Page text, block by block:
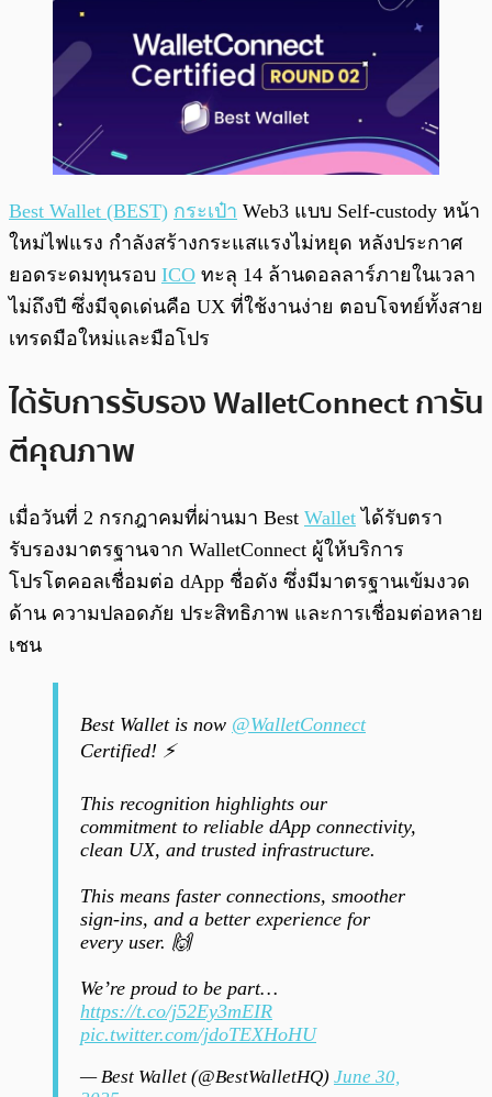
Best Wallet (BEST) กระเป๋า Web3 แบบ Self-custody หน้า
ใหม่ไฟแรง กำลังสร้างกระแสแรงไม่หยุด หลังประกาศ
ยอดระดมทุนรอบ ICO ทะลุ 14 ล้านดอลลาร์ภายในเวลา
ไม่ถึงปี ซึ่งมีจุดเด่นคือ UX ที่ใช้งานง่าย ตอบโจทย์ทั้งสาย
เทรดมือใหม่และมือโปร
ได้รับการรับรอง WalletConnect การัน
ตีคุณภาพ
เมื่อวันที่ 2 กรกฎาคมที่ผ่านมา Best Wallet ได้รับตรา
รับรองมาตรฐานจาก WalletConnect ผู้ให้บริการ
โปรโตคอลเชื่อมต่อ dApp ชื่อดัง ซึ่งมีมาตรฐานเข้มงวด
ด้าน ความปลอดภัย ประสิทธิภาพ และการเชื่อมต่อหลาย
เชน
Best Wallet is now @WalletConnect
Certified! ⚡
This recognition highlights our
commitment to reliable dApp connectivity,
clean UX, and trusted infrastructure.
This means faster connections, smoother
sign-ins, and a better experience for
every user. 🙌
We’re proud to be part…
https://t.co/j52Ey3mEIR
pic.twitter.com/jdoTEXHoHU
— Best Wallet (@BestWalletHQ) June 30,